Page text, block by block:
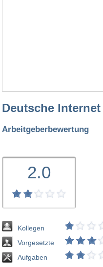
Deutsche
Arbeitgeberbewertung
2.0
Kollegen
Vorgesetzte
Aufgaben